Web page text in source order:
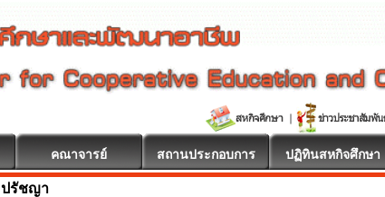
คณาจารย์ สถานประกอบการ ปฏิทินสหกิจศึกษา
ปรัชญา